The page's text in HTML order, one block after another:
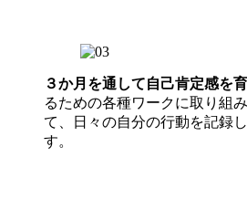
３か月を通して自己肯定感を
るための各種ワークに取り組
て、日々の自分の行動を記録
す。